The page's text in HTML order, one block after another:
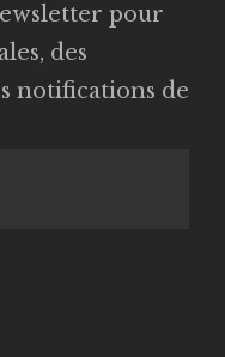
pour
des
notifications de